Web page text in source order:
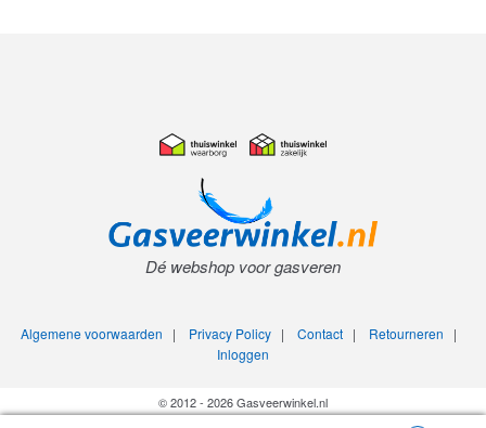
Dé webshop voor gasveren
Algemene voorwaarden | Privacy Policy| Contact| Retourneren |
Inloggen
© 2012 - 2026 Gasveerwinkel.nl